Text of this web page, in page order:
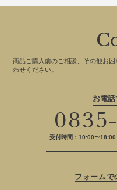
商品ご購入前のご相談、その他お
わせください。
お電
受付時間：10:00〜18:00
フォームで